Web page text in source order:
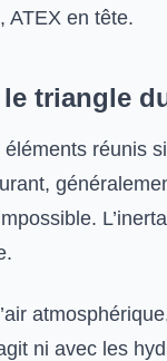
ATEX en tête.
triangle
réunis
ni avec les